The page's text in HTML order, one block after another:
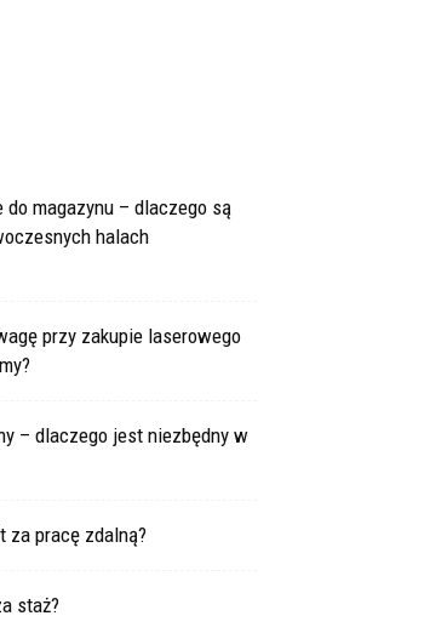
do magazynu – dlaczego są
halach
przy zakupie laserowego
– dlaczego jest niezbędny w
za pracę zdalną?
staż?